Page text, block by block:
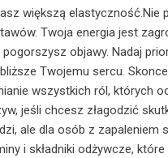
większą elastyczność.Nie
Twoja energia jest
objawy. Nadaj
Twojemu sercu.
wszystkich ról, których
jeśli chcesz złagodzić
ale dla osób z zapaleniem
i składniki odżywcze,